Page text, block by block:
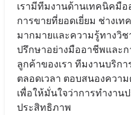
เรามีทีมงานด้านเทคนิคมื
การขายที่ยอดเยี่ยม ช่างเ
มากมายและความรู้ทางวิ
ปรึกษาอย่างมืออาชีพและ
ลูกค้าของเรา ทีมงานบริก
ตลอดเวลา ตอบสนองควา
เพื่อให้มั่นใจว่าการทำงา
ประสิทธิภาพ